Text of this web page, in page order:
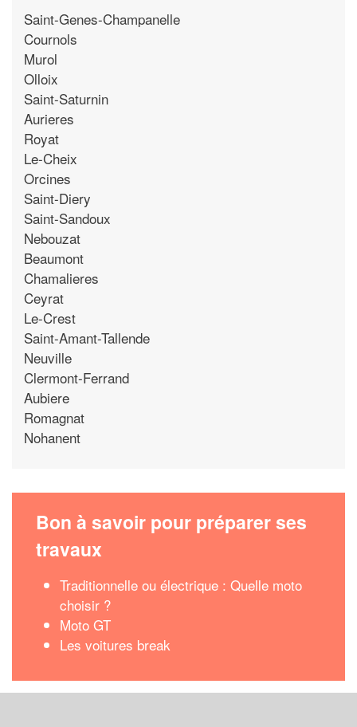
Saint-Genes-Champanelle
Cournols
Murol
Olloix
Saint-Saturnin
Aurieres
Royat
Le-Cheix
Orcines
Saint-Diery
Saint-Sandoux
Nebouzat
Beaumont
Chamalieres
Ceyrat
Le-Crest
Saint-Amant-Tallende
Neuville
Clermont-Ferrand
Aubiere
Romagnat
Nohanent
Bon à savoir pour préparer ses
travaux
Traditionnelle ou électrique : Quelle moto
choisir ?
Moto GT
Les voitures break